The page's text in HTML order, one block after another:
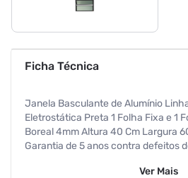
Ficha Técnica
Janela Basculante de Alumínio
Eletrostática Preta 1 Folha Fixa e 1
Boreal 4mm Altura 40 Cm Largura
Garantia de 5 anos contra defeitos
Ver Mais